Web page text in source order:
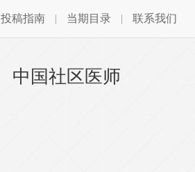
投稿指南 | 当期目录 | 联系我们
中国社区医师